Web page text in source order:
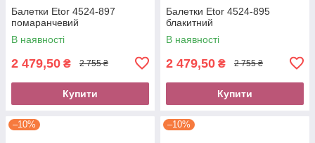
Балетки Etor 4524-897
помаранчевий
В наявності
2 479,50 ₴ 2 755 ₴
Купити
Балетки Etor 4524-895
блакитний
В наявності
2 479,50 ₴ 2 755 ₴
Купити
–10% –10%